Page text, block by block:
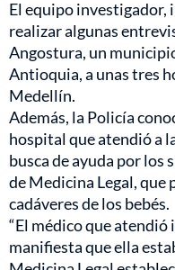
El equipo investigador,
realizar algunas
Angostura, un
Antioquia, a unas tres
Medellín.
Además, la Policía
hospital que atendió a
busca de ayuda por los
de Medicina Legal, que
cadáveres de los bebés.
“El médico que
manifiesta que ella